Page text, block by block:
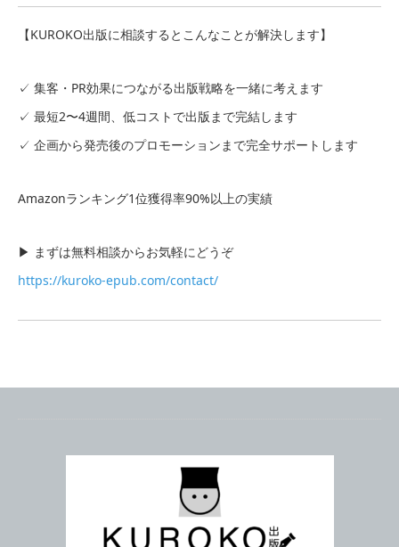
【KUROKO出版に相談するとこんなことが解決します】
✓ 集客・PR効果につながる出版戦略を一緒に考えます
✓ 最短2〜4週間、低コストで出版まで完結します
✓ 企画から発売後のプロモーションまで完全サポートします
Amazonランキング1位獲得率90%以上の実績
▶ まずは無料相談からお気軽にどうぞ
https://kuroko-epub.com/contact/